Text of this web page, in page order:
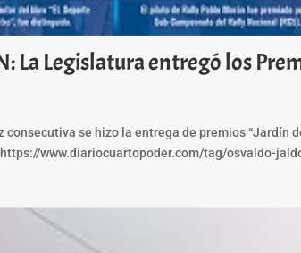
La Legislatura entregó los
se hizo la entrega de premios “Jardín
www.diariocuartopoder.com/tag/osvaldo-